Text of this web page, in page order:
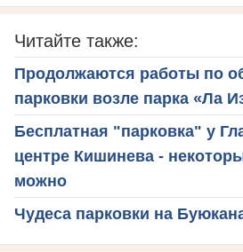
Читайте также:
Продолжаются работы по
парковки возле парка «Ла
Бесплатная "парковка" у
центре Кишинева -
можно
Чудеса парковки на